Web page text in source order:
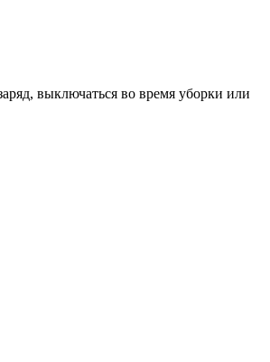
выключаться во время уборки или